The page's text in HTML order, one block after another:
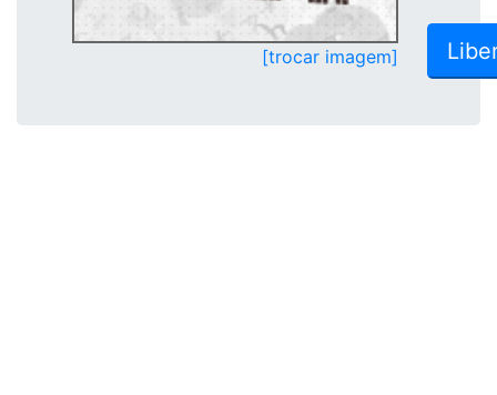
[trocar imagem]